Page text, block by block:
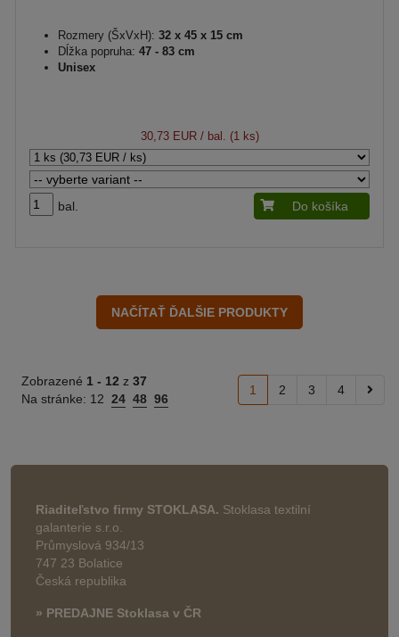
Rozmery (ŠxVxH): 32 x 45 x 15 cm
Dĺžka popruha: 47 - 83 cm
Unisex
30,73 EUR/ bal. (1 ks)
bal. Do košíka
Zobrazené 1 - 12 z 37
Na stránke: 12 24 48 96
1 2 3 4
Riaditeľstvo firmy STOKLASA. Stoklasa textilní
galanterie s.r.o.
Průmyslová 934/13
747 23 Bolatice
Česká republika
» PREDAJNE Stoklasa v ČR